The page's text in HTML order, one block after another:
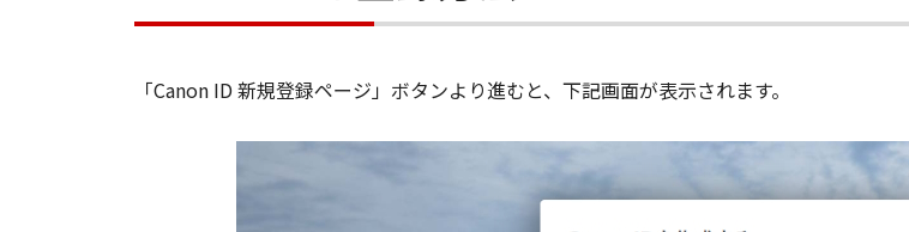
「Canon ID 新規登録ページ」ボタンより進むと、下記画面が表示されます。